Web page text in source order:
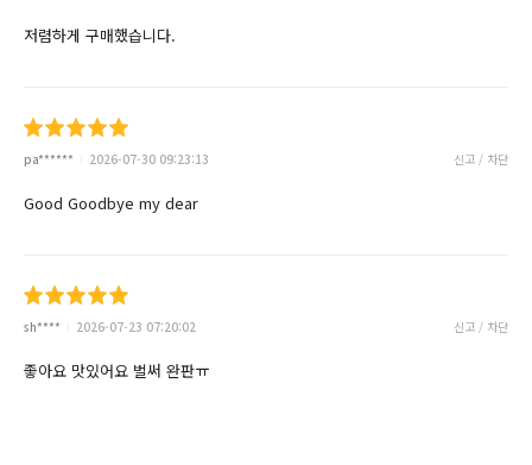
저렴하게 구매했습니다.
pa****** 2026-07-30 09:23:13 신고 / 차단
Good Goodbye my dear
sh**** 2026-07-23 07:20:02 신고 / 차단
좋아요 맛있어요 벌써 완판ㅠ